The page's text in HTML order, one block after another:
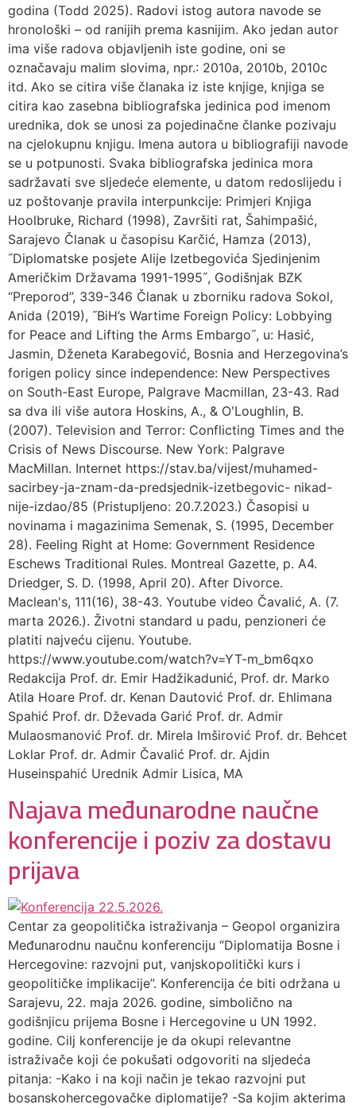
godina (Todd 2025). Radovi istog autora navode se
hronološki – od ranijih prema kasnijim. Ako jedan autor
ima više radova objavljenih iste godine, oni se
označavaju malim slovima, npr.: 2010a, 2010b, 2010c
itd. Ako se citira više članaka iz iste knjige, knjiga se
citira kao zasebna bibliografska jedinica pod imenom
urednika, dok se unosi za pojedinačne članke pozivaju
na cjelokupnu knjigu. Imena autora u bibliografiji navode
se u potpunosti. Svaka bibliografska jedinica mora
sadržavati sve sljedeće elemente, u datom redoslijedu i
uz poštovanje pravila interpunkcije: Primjeri Knjiga
Hoolbruke, Richard (1998), Završiti rat, Šahimpašić,
Sarajevo Članak u časopisu Karčić, Hamza (2013),
˝Diplomatske posjete Alije Izetbegovića Sjedinjenim
Američkim Državama 1991-1995˝, Godišnjak BZK
“Preporod”, 339-346 Članak u zborniku radova Sokol,
Anida (2019), ˝BiH’s Wartime Foreign Policy: Lobbying
for Peace and Lifting the Arms Embargo˝, u: Hasić,
Jasmin, Dženeta Karabegović, Bosnia and Herzegovina’s
forigen policy since independence: New Perspectives
on South-East Europe, Palgrave Macmillan, 23-43. Rad
sa dva ili više autora Hoskins, A., & OʹLoughlin, B.
(2007). Television and Terror: Conflicting Times and the
Crisis of News Discourse. New York: Palgrave
MacMillan. Internet https://stav.ba/vijest/muhamed-
sacirbey-ja-znam-da-predsjednik-izetbegovic- nikad-
nije-izdao/85 (Pristupljeno: 20.7.2023.) Časopisi u
novinama i magazinima Semenak, S. (1995, December
28). Feeling Right at Home: Government Residence
Eschews Traditional Rules. Montreal Gazette, p. A4.
Driedger, S. D. (1998, April 20). After Divorce.
Maclean's, 111(16), 38-43. Youtube video Čavalić, A. (7.
marta 2026.). Životni standard u padu, penzioneri će
platiti najveću cijenu. Youtube.
https://www.youtube.com/watch?v=YT-m_bm6qxo
Redakcija Prof. dr. Emir Hadžikadunić, Prof. dr. Marko
Atila Hoare Prof. dr. Kenan Dautović Prof. dr. Ehlimana
Spahić Prof. dr. Dževada Garić Prof. dr. Admir
Mulaosmanović Prof. dr. Mirela Imširović Prof. dr. Behcet
Loklar Prof. dr. Admir Čavalić Prof. dr. Ajdin
Huseinspahić Urednik Admir Lisica, MA
Najava međunarodne naučne
konferencije i poziv za dostavu
prijava
Centar za geopolitička istraživanja – Geopol organizira
Međunarodnu naučnu konferenciju “Diplomatija Bosne i
Hercegovine: razvojni put, vanjskopolitički kurs i
geopolitičke implikacije”. Konferencija će biti održana u
Sarajevu, 22. maja 2026. godine, simbolično na
godišnjicu prijema Bosne i Hercegovine u UN 1992.
godine. Cilj konferencije je da okupi relevantne
istraživače koji će pokušati odgovoriti na sljedeća
pitanja: -Kako i na koji način je tekao razvojni put
bosanskohercegovačke diplomatije? -Sa kojim akterima